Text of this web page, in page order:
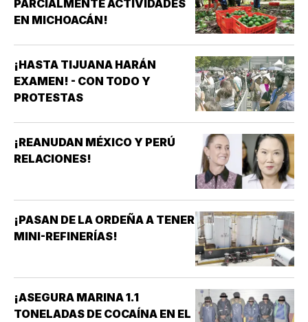
PARCIALMENTE ACTIVIDADES
EN MICHOACÁN!
¡HASTA TIJUANA HARÁN
EXAMEN! - CON TODO Y
PROTESTAS
¡REANUDAN MÉXICO Y PERÚ
RELACIONES!
¡PASAN DE LA ORDEÑA A TENER
MINI-REFINERÍAS!
¡ASEGURA MARINA 1.1
TONELADAS DE COCAÍNA EN EL